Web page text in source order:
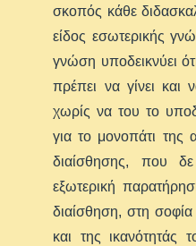
σκοπός κάθε
είδος εσωτερικής
γνώση υποδεικνύει
πρέπει να γίνει και
χωρίς να του το
για το μονοπάτι της
διαίσθησης, που
εξωτερική
διαίσθηση, στη
και της ικανότητάς